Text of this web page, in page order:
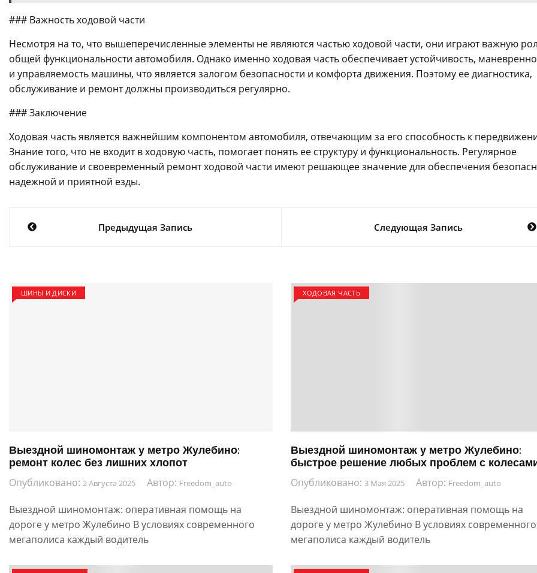
### Важность ходовой части
Несмотря на то, что вышеперечисленные элементы не являются частью ходовой части, они играют важную
общей функциональности автомобиля. Однако именно ходовая часть обеспечивает устойчивость,
и управляемость машины, что является залогом безопасности и комфорта движения. Поэтому ее диагностика,
обслуживание и ремонт должны производиться регулярно.
### Заключение
Ходовая часть является важнейшим компонентом автомобиля, отвечающим за его способность к
Знание того, что не входит в ходовую часть, помогает понять ее структуру и функциональность. Регулярное
обслуживание и своевременный ремонт ходовой части имеют решающее значение для обеспечения
надежной и приятной езды.
НавигацияПредыдущая Запись Следующая Запись
ШИНЫ И ДИСКИ
Выездной шиномонтаж у метро Жулебино:
ремонт колес без лишних хлопот
Опубликовано: 2 Августа 2025 Автор: Freedom_auto
Выездной шиномонтаж: оперативная помощь на
дороге у метро Жулебино В условиях современного
мегаполиса каждый водитель
ХОДОВАЯ ЧАСТЬ
Выездной шиномонтаж у метро Жулебино:
быстрое решение любых проблем с
Опубликовано: 3 Мая 2025 Автор: Freedom_auto
Выездной шиномонтаж: оперативная помощь на
дороге у метро Жулебино В условиях современного
мегаполиса каждый водитель